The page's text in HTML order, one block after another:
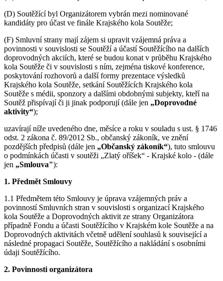
(D) Soutěžící byl Organizátorem vybrán mezi nominované
kandidáty pro účast ve finále Krajského kola Soutěže;
(F) Smluvní strany mají zájem si upravit vzájemná práva a
povinnosti v souvislosti se Soutěží a účastí Soutěžícího na dalších
doprovodných akciích, které se budou konat v průběhu Krajského
kola Soutěže či v souvislosti s ním, zejména tiskové konference,
poskytování rozhovorů a další formy prezentace výsledků
Krajského kola Soutěže, setkání Soutěžících Krajského kola
Soutěže s médii, sponzory a dalšími obdobnými subjekty, kteří na
Soutěž přispívají či ji jinak podporují (dále jen „Doprovodné
aktivity“);
uzavírají níže uvedeného dne, měsíce a roku v souladu s ust. § 1746
odst. 2 zákona č. 89/2012 Sb., občanský zákoník, ve znění
pozdějších předpisů (dále jen „Občanský zákoník“), tuto smlouvu
o podmínkách účasti v soutěži „Zlatý oříšek“ - Krajské kolo - (dále
jen „Smlouva"):
1. Předmět Smlouvy
1.1 Předmětem této Smlouvy je úprava vzájemných práv a
povinností Smluvních stran v souvislosti s organizací Krajského
kola Soutěže a Doprovodných aktivit ze strany Organizátora
případně Fondu a účasti Soutěžícího v Krajském kole Soutěže a na
Doprovodných aktivitách včetně udělení souhlasů k související a
následné propagaci Soutěže, Soutěžícího a nakládání s osobními
údaji Soutěžícího.
2. Povinnosti organizátora